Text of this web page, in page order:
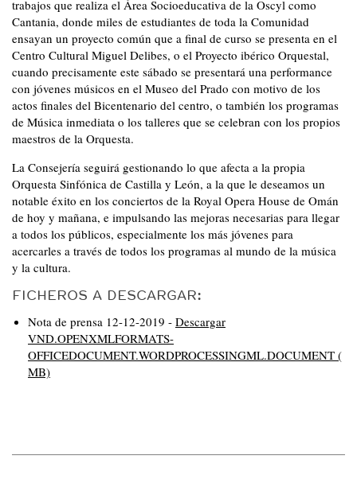
trabajos que realiza el Área Socioeducativa de la Oscyl como
Cantania, donde miles de estudiantes de toda la Comunidad
ensayan un proyecto común que a final de curso se presenta en el
Centro Cultural Miguel Delibes, o el Proyecto ibérico Orquestal,
cuando precisamente este sábado se presentará una performance
con jóvenes músicos en el Museo del Prado con motivo de los
actos finales del Bicentenario del centro, o también los programas
de Música inmediata o los talleres que se celebran con los propios
maestros de la Orquesta.
La Consejería seguirá gestionando lo que afecta a la propia
Orquesta Sinfónica de Castilla y León, a la que le deseamos un
notable éxito en los conciertos de la Royal Opera House de Omán
de hoy y mañana, e impulsando las mejoras necesarias para llegar
a todos los públicos, especialmente los más jóvenes para
acercarles a través de todos los programas al mundo de la música
y la cultura.
FICHEROS A DESCARGAR:
Nota de prensa 12-12-2019 - Descargar
VND.OPENXMLFORMATS-
OFFICEDOCUMENT.WORDPROCESSINGML.DOCUMENT (
MB)